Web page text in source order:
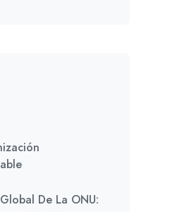
De La ONU: